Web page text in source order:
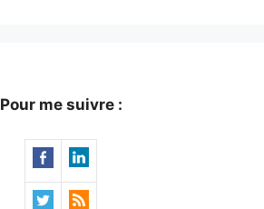
Pour me suivre :